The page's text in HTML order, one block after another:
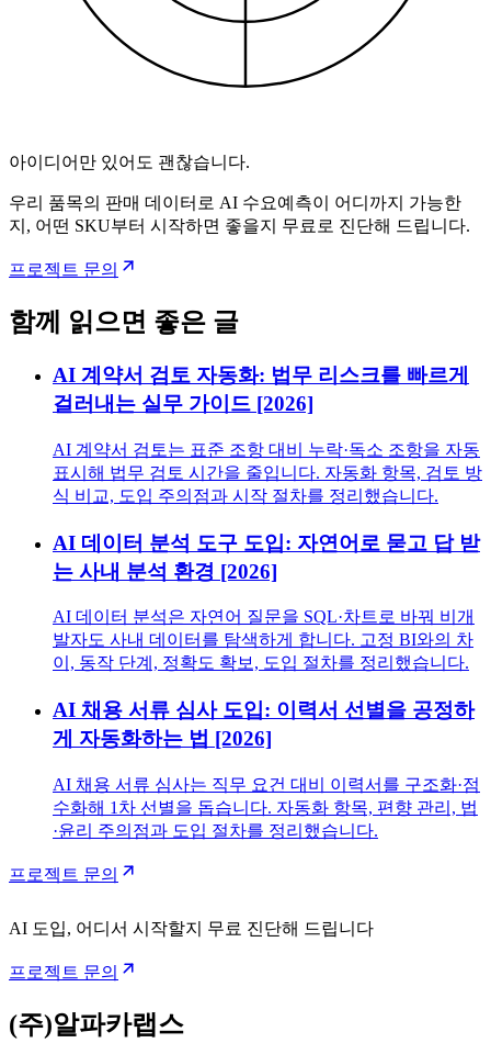
아이디어만 있어도 괜찮습니다.
우리 품목의 판매 데이터로 AI 수요예측이 어디까지 가능한
지, 어떤 SKU부터 시작하면 좋을지 무료로 진단해 드립니다.
프로젝트 문의
함께 읽으면 좋은 글
AI 계약서 검토 자동화: 법무 리스크를 빠르게
걸러내는 실무 가이드 [2026]
AI 계약서 검토는 표준 조항 대비 누락·독소 조항을 자동
표시해 법무 검토 시간을 줄입니다. 자동화 항목, 검토 방
식 비교, 도입 주의점과 시작 절차를 정리했습니다.
AI 데이터 분석 도구 도입: 자연어로 묻고 답 받
는 사내 분석 환경 [2026]
AI 데이터 분석은 자연어 질문을 SQL·차트로 바꿔 비개
발자도 사내 데이터를 탐색하게 합니다. 고정 BI와의 차
이, 동작 단계, 정확도 확보, 도입 절차를 정리했습니다.
AI 채용 서류 심사 도입: 이력서 선별을 공정하
게 자동화하는 법 [2026]
AI 채용 서류 심사는 직무 요건 대비 이력서를 구조화·점
수화해 1차 선별을 돕습니다. 자동화 항목, 편향 관리, 법
·윤리 주의점과 도입 절차를 정리했습니다.
프로젝트 문의
AI 도입, 어디서 시작할지 무료 진단해 드립니다
프로젝트 문의
(주)알파카랩스